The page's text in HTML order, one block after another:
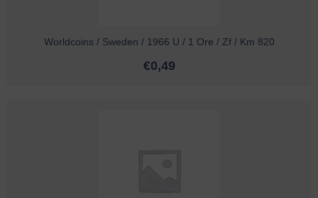
Worldcoins / Sweden / 1966 U / 1 Ore / Zf / Km 820
€0,49